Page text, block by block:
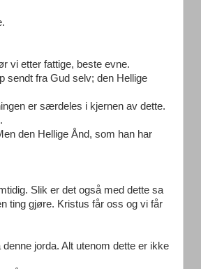
vi etter fattige, beste evne.
sendt fra Gud selv; den Hellige
er særdeles i kjernen av dette.
den Hellige Ånd, som han har
Slik er det også med dette sa
ting gjøre. Kristus får oss og vi får
jorda. Alt utenom dette er ikke